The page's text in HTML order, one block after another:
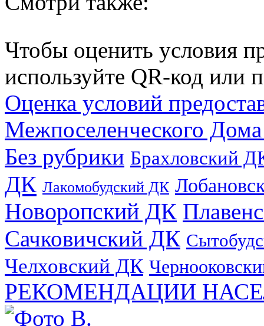
Чтобы оценить условия
используйте QR-код или
Оценка условий
Межпоселенческого
Без рубрики Брахловский
ДК Лакомобудский ДК
Новоропский ДК
Сачковичский ДК
Челховский ДК
РЕКОМЕНДАЦИИ